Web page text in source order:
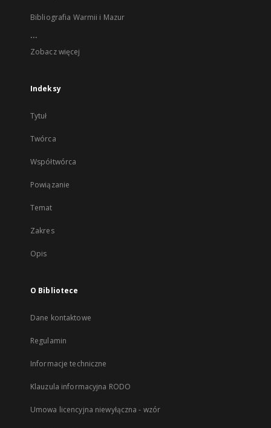
Bibliografia Warmii i Mazur
...
Zobacz więcej
Indeksy
Tytuł
Twórca
Współtwórca
Powiązanie
Temat
Zakres
Opis
O Bibliotece
Dane kontaktowe
Regulamin
Informacje techniczne
Klauzula informacyjna RODO
Umowa licencyjna niewyłączna - wzór